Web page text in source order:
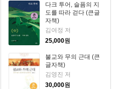
다크 투어, 슬픔의 지
도를 따라 걷다 (큰글
자책)
김여정 저
25,000원
불교와 무의 근대 (큰
글자책)
김영진 저
30,000원